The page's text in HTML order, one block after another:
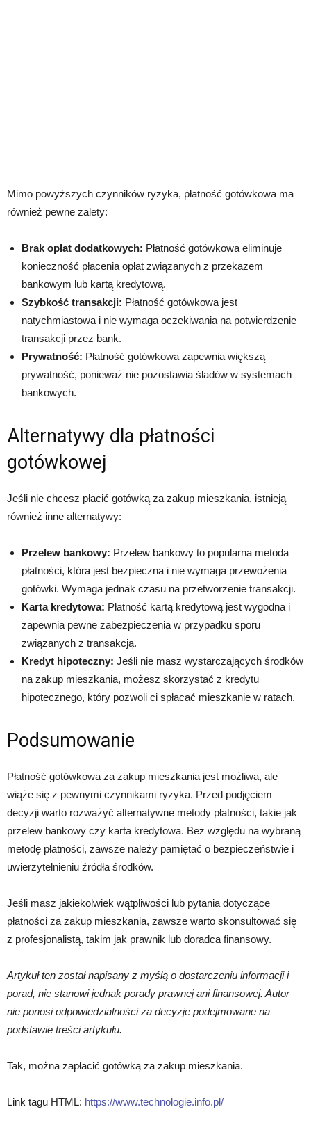
Mimo powyższych czynników ryzyka, płatność gotówkowa ma
również pewne zalety:
Brak opłat dodatkowych: Płatność gotówkowa eliminuje
konieczność płacenia opłat związanych z przekazem
bankowym lub kartą kredytową.
Szybkość transakcji: Płatność gotówkowa jest
natychmiastowa i nie wymaga oczekiwania na potwierdzenie
transakcji przez bank.
Prywatność: Płatność gotówkowa zapewnia większą
prywatność, ponieważ nie pozostawia śladów w systemach
bankowych.
Alternatywy dla płatności
gotówkowej
Jeśli nie chcesz płacić gotówką za zakup mieszkania, istnieją
również inne alternatywy:
Przelew bankowy: Przelew bankowy to popularna metoda
płatności, która jest bezpieczna i nie wymaga przewożenia
gotówki. Wymaga jednak czasu na przetworzenie transakcji.
Karta kredytowa: Płatność kartą kredytową jest wygodna i
zapewnia pewne zabezpieczenia w przypadku sporu
związanych z transakcją.
Kredyt hipoteczny: Jeśli nie masz wystarczających środków
na zakup mieszkania, możesz skorzystać z kredytu
hipotecznego, który pozwoli ci spłacać mieszkanie w ratach.
Podsumowanie
Płatność gotówkowa za zakup mieszkania jest możliwa, ale
wiąże się z pewnymi czynnikami ryzyka. Przed podjęciem
decyzji warto rozważyć alternatywne metody płatności, takie jak
przelew bankowy czy karta kredytowa. Bez względu na wybraną
metodę płatności, zawsze należy pamiętać o bezpieczeństwie i
uwierzytelnieniu źródła środków.
Jeśli masz jakiekolwiek wątpliwości lub pytania dotyczące
płatności za zakup mieszkania, zawsze warto skonsultować się
z profesjonalistą, takim jak prawnik lub doradca finansowy.
Artykuł ten został napisany z myślą o dostarczeniu informacji i
porad, nie stanowi jednak porady prawnej ani finansowej. Autor
nie ponosi odpowiedzialności za decyzje podejmowane na
podstawie treści artykułu.
Tak, można zapłacić gotówką za zakup mieszkania.
Link tagu HTML: https://www.technologie.info.pl/